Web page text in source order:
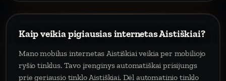
Kaip veikia pigiausias internetas Aistiškiai?
Mano mobilus internetas Aistiškiai veikia per mobiliojo
ryšio tinklus. Tavo įrenginys automatiškai prisijungs
prie geriausio tinklo Aistiškiai. Dėl automatinio tinklo